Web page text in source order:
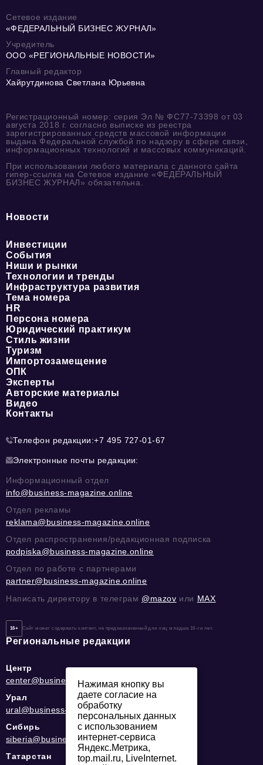
Сетевое издание
«ФЕДЕРАЛЬНЫЙ БИЗНЕС ЖУРНАЛ»
Учредитель
ООО «РЕГИОНАЛЬНЫЕ НОВОСТИ»
Главный редактор
Хайрутдинова Светлана Юрьевна
Регистрационный номер: серия Эл № ФС77-73398 от 03
августа 2018 г. согласно выписке из реестра
зарегистрированных средств массовой информации
выдана Федеральной службой по надзору в сфере связи,
информационных технологий и массовых коммуникаций.
При использовании любого материала с данного сайта
гипер-ссылка на Сетевое издание «ФЕДЕРАЛЬНЫЙ
БИЗНЕС ЖУРНАЛ» обязательна.
Новости
Инвестиции
События
Ниши и рынки
Технологии и тренды
Инфраструктура развития
Тема номера
HR
Персона номера
Юридический практикум
Стиль жизни
Туризм
Импортозамещение
ОПК
Эксперты
Авторские материалы
Видео
Контакты
Телефон редакции:+7 495 727-01-67
Электронные почты редакции:
Информационный отдел
info@business-magazine.online
Отдел рекламы
reklama@business-magazine.online
Отдел распространения/редакционная подписка
podpiska@business-magazine.online
Отдел по работе с партнерами
partner@business-magazine.online
Написать директору в телеграм @mazov или MAX
16+ Сайт может содержать контент, не предназначенный для лиц младше 16-ти лет.
Региональные редакции
Центр
center@business-magazine.online
Урал
ural@business-magazine.online
Сибирь
siberia@business-magazine.online
Татарстан
Нажимая кнопку вы
даете согласие на
обработку
персональных данных
с использованием
интернет-сервиса
Яндекс.Метрика,
top.mail.ru, LiveInternet.